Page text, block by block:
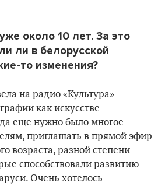
около 10 лет. За это
ли в белорусской
то изменения?
на радио «Культура»
как искусстве
еще нужно было многое
приглашать в прямой эфир
возраста, разной степени
способствовали развитию
Очень хотелось